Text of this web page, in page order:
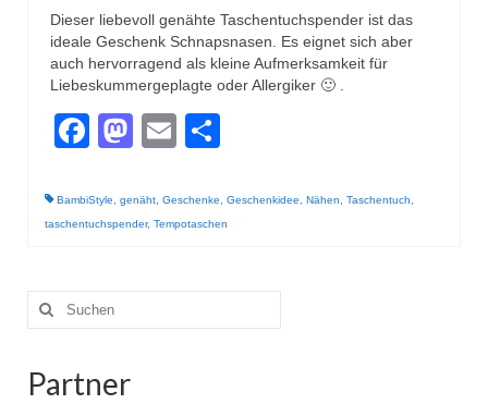
Waschtaschen
Turnbeutel
Sonstiges
Dieser liebevoll genähte Taschentuchspender ist das
ideale Geschenk Schnapsnasen. Es eignet sich aber
auch hervorragend als kleine Aufmerksamkeit für
Liebeskummergeplagte oder Allergiker 🙂 .
Facebook
Mastodon
Email
BambiStyle, genäht, Geschenke, Geschenkidee, Nähen, Taschentuch,
taschentuchspender, Tempotaschen
Suche
nach:
Partner